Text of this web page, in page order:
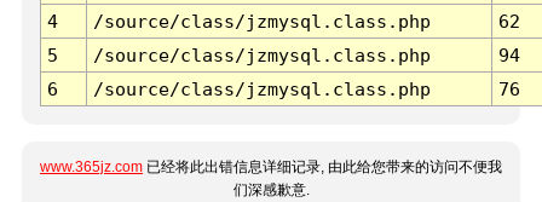
4
/source/class/jzmysql.class.php
62
5
/source/class/jzmysql.class.php
94
6
/source/class/jzmysql.class.php 76
www.365jz.com 已经将此出错信息详细记录, 由此给您带来的访问不便我
们深感歉意.